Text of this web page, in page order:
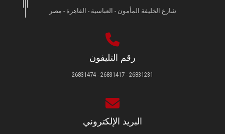
شارع الخليفة المأمون - العباسية - القاهرة - مصر
رقم التليفون
26831231 - 26831417 - 26831474
البريد الإلكتروني